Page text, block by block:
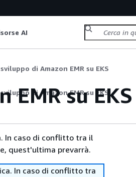
AI
di Amazon EMR su EKS
di Amazon EMR su EKS
EMR su EKS
In caso di conflitto tra il
quest'ultima prevarrà.
In caso di conflitto tra